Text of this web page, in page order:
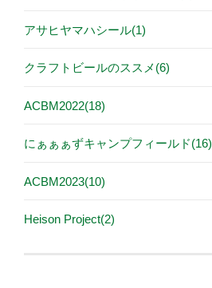
アサヒヤマハシール(1)
クラフトビールのススメ(6)
ACBM2022(18)
にぁぁぁずキャンプフィールド(16)
ACBM2023(10)
Heison Project(2)